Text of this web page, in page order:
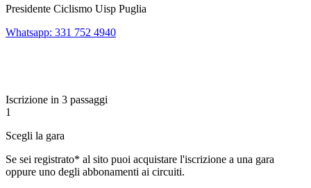
Presidente Ciclismo Uisp Puglia
Whatsapp: 331 752 4940
Iscrizione in 3 passaggi
1
Scegli la gara
Se sei registrato* al sito puoi acquistare l'iscrizione a una gara
oppure uno degli abbonamenti ai circuiti.